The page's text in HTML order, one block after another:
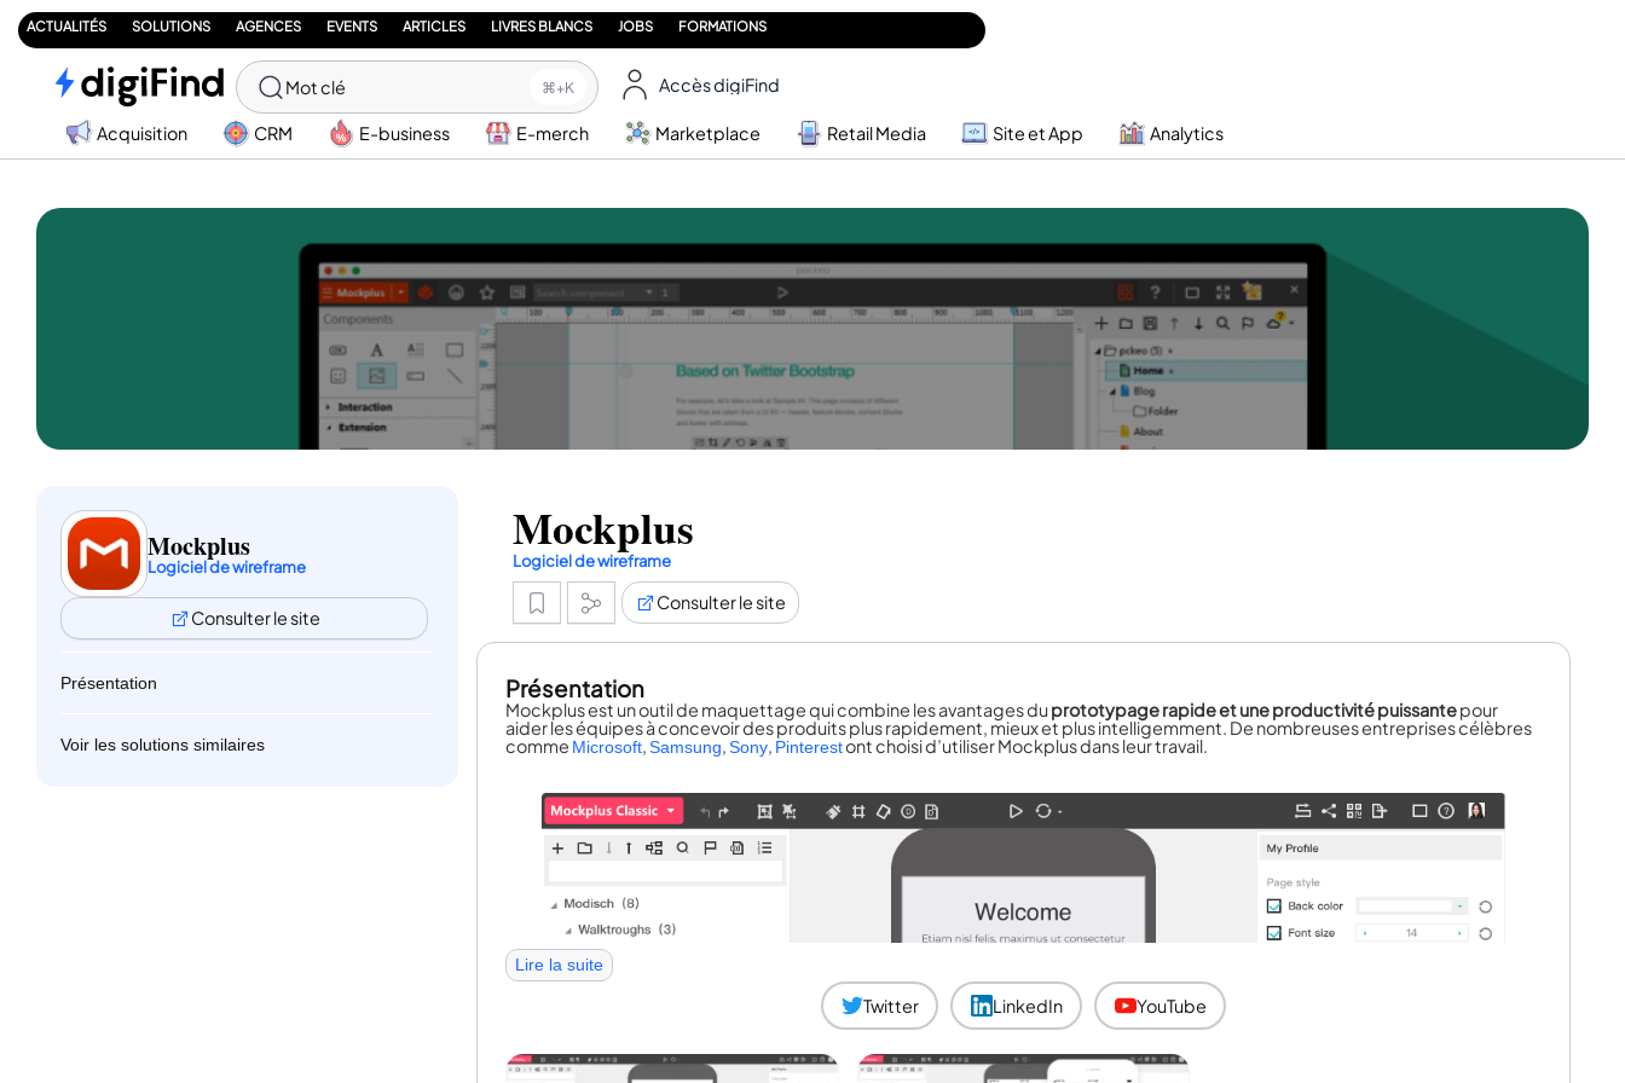
ACTUALITÉS SOLUTIONS AGENCES EVENTS ARTICLES LIVRES BLANCS JOBS FORMATIONS
Mot clé ⌘+K Accès digiFind
Acquisition CRM E-business E-merch Marketplace Retail Media Site et App Analytics
Mockplus
Logiciel de wireframe
Consulter le site
Présentation
Voir les solutions similaires
Mockplus
Logiciel de wireframe
Consulter le site
Présentation
Mockplus est un outil de maquettage qui combine les avantages duprototypage rapide et une productivité puissantepour
aider les équipes à concevoir des produits plus rapidement, mieux et plus intelligemment. De nombreuses entreprises célèbres
comme Microsoft,Samsung,Sony, Pinterestont choisi d’utiliser Mockplus dans leur travail.
Lire la suite
Twitter LinkedIn YouTube